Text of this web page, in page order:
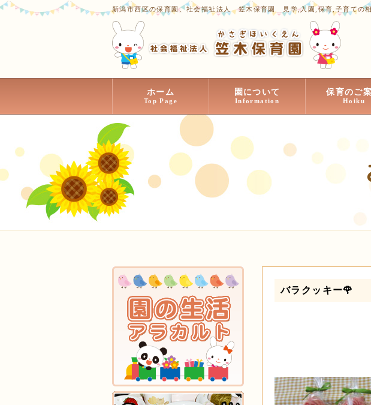
新潟市西区の保育園、社会福祉法人 笠木保育園 見学,入園,保育,子育ての
ホーム
Top Page
園について
Information
保育のご
Hoiku
バラクッキー🌹